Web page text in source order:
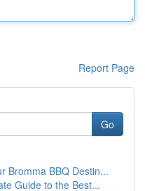
Report Page
Go
Bromma BBQ Destin...
Guide to the Best...